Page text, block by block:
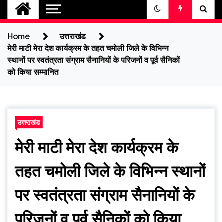
Home
उत्तराखंड
मेरी माटी मेरा देश कार्यक्रम के तहत चमोली जिले के विभिन्न
स्थानों पर स्वतंत्रता संग्राम सैनानियों के परिजनों व पूर्व सैनिकों
को किया सम्मानित
उत्तराखंड
मेरी माटी मेरा देश कार्यक्रम के
तहत चमोली जिले के विभिन्न स्थानों
पर स्वतंत्रता संग्राम सैनानियों के